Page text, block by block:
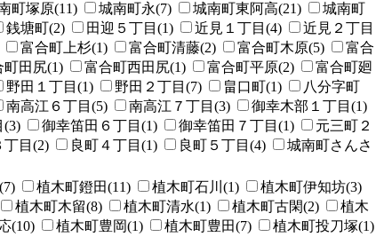
町塚原(11) 城南町永(7) 城南町東阿高(21)
城南町
銭塘町(2) 田迎５丁目(1) 近見１丁目(4)
近見２丁目
富合町上杉(1) 富合町清藤(2) 富合町木原(5)
富合
町田尻(1) 富合町西田尻(1) 富合町平原(2)
富合町廻
野田１丁目(1) 野田２丁目(7) 畠口町(1)
八分字町
南高江６丁目(5) 南高江７丁目(3)
御幸木部１丁目(1)
(3) 御幸笛田６丁目(1) 御幸笛田７丁目(1)
元三町２
丁目(2) 良町４丁目(1) 良町５丁目(4)
城南町さんさ
植木町鐙田(11) 植木町石川(1)
植木町伊知坊(3)
植木町木留(8) 植木町清水(1) 植木町古閑(2)
植木
(10) 植木町豊岡(1) 植木町豊田(7)
植木町投刀塚(1)